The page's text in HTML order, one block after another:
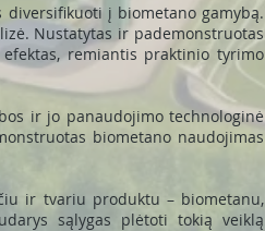
į biometano gamybą.
Nustatytas ir pademonstruotas
remiantis praktinio tyrimo
ir jo panaudojimo technologinė
biometano naudojimas
ir tvariu produktu – biometanu,
sąlygas plėtoti tokią veiklą